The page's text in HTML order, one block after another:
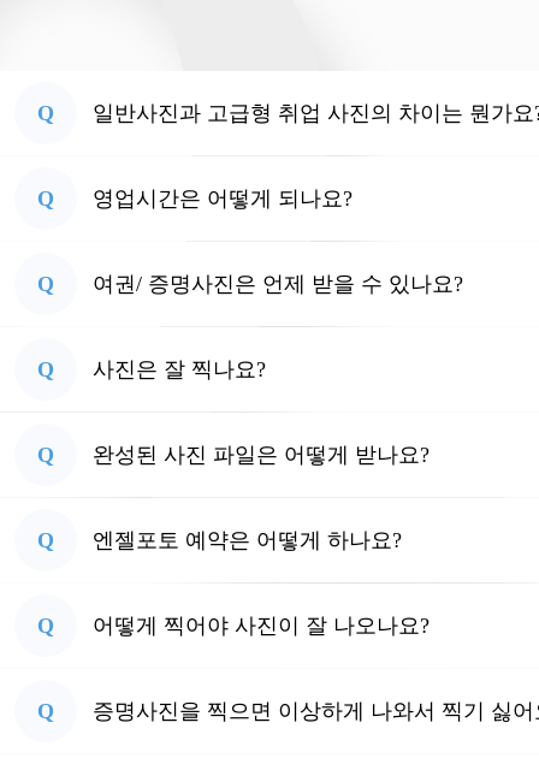
Q 일반사진과 고급형 취업 사진의 차이는 뭔가요
Q 영업시간은 어떻게 되나요?
Q 여권/ 증명사진은 언제 받을 수 있나요?
Q 사진은 잘 찍나요?
Q 완성된 사진 파일은 어떻게 받나요?
Q 엔젤포토 예약은 어떻게 하나요?
Q 어떻게 찍어야 사진이 잘 나오나요?
Q 증명사진을 찍으면 이상하게 나와서 찍기 싫어